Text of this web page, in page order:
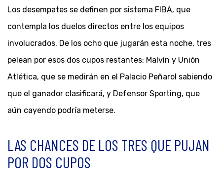
Los desempates se definen por sistema FIBA, que
contempla los duelos directos entre los equipos
involucrados. De los ocho que jugarán esta noche, tres
pelean por esos dos cupos restantes: Malvín y Unión
Atlética, que se medirán en el Palacio Peñarol sabiendo
que el ganador clasificará, y Defensor Sporting, que
aún cayendo podría meterse.
LAS CHANCES DE LOS TRES QUE PUJAN
POR DOS CUPOS